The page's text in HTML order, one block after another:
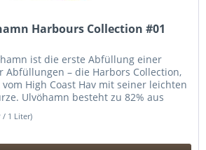
Harbours Collection #01
ist die erste Abfüllung einer
Abfüllungen – die Harbors Collection,
High Coast Hav mit seiner leichten
Ulvöhamn besteht zu 82% aus
/ 1 Liter)